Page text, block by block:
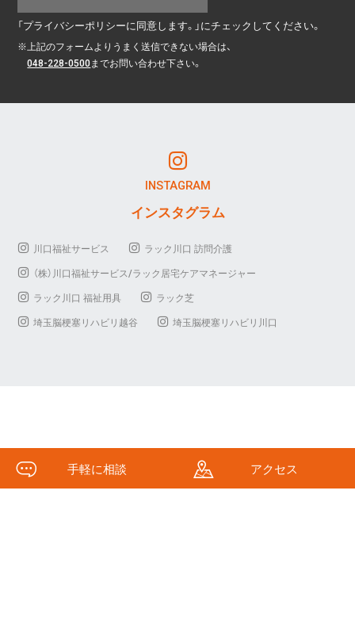
「プライバシーポリシーに同意します。」にチェックしてください。
※上記のフォームよりうまく送信できない場合は、
048-228-0500までお問い合わせ下さい。
INSTAGRAM
インスタグラム
川口福祉サービス
ラック川口 訪問介護
（株）川口福祉サービス/ラック居宅ケアマネージャー
ラック川口 福祉用具
ラック芝
埼玉脳梗塞リハビリ越谷
埼玉脳梗塞リハビリ川口
手軽に相談 アクセス